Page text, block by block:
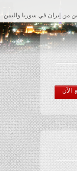
إيران في سوريا واليمن